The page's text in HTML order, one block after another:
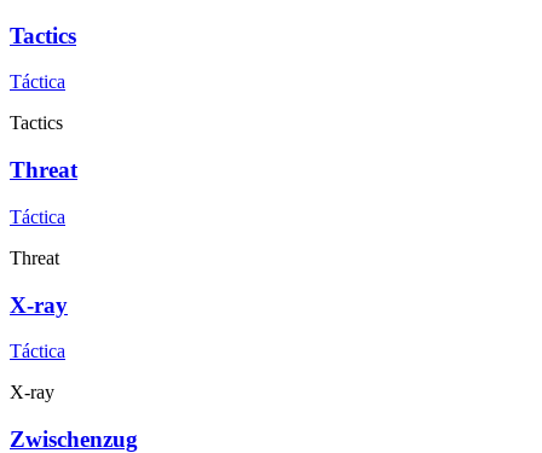
Tactics
Táctica
Tactics
Threat
Táctica
Threat
X-ray
Táctica
X-ray
Zwischenzug